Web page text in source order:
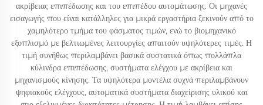
ακρίβειας επιπέδωσης και του επιπέδου αυτομάτωσης. Οι μηχανές
εισαγωγής που είναι κατάλληλες για μικρά εργαστήρια ξεκινούν από το
χαμηλότερο τμήμα του φάσματος τιμών, ενώ το βιομηχανικό
εξοπλισμό με βελτιωμένες λειτουργίες απαιτούν υψηλότερες τιμές. Η
τιμή συνήθως περιλαμβάνει βασικά συστατικά όπως πολλάπλα
κύλινδρα επιπέδωσης, συστήματα ελέγχου με ακρίβεια και
μηχανισμούς κίνησης. Τα υψηλότερα μοντέλα συχνά περιλαμβάνουν
ψηφιακούς ελέγχους, αυτοματικά συστήματα διαχείρισης υλικού και